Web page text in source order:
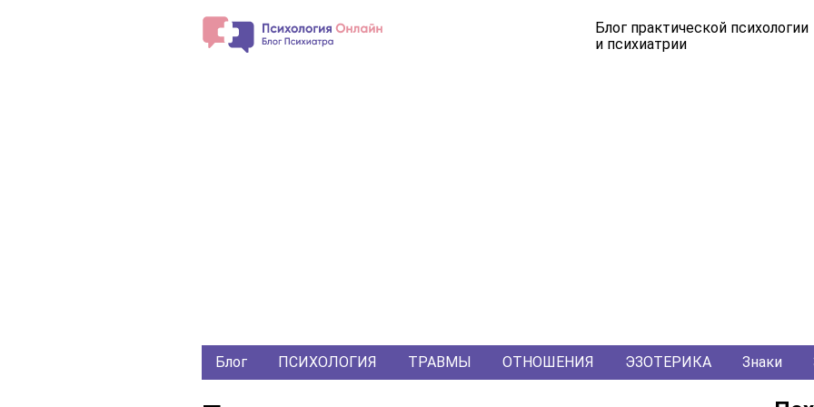
Блог практической психологии
и психиатрии
Блог ПСИХОЛОГИЯ ТРАВМЫ ОТНОШЕНИЯ ЭЗОТЕРИКА Знаки